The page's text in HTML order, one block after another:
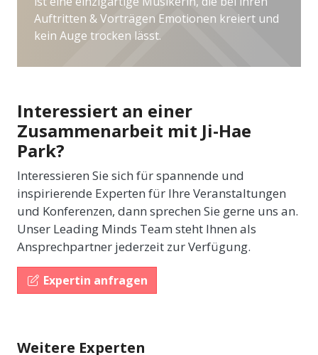
Auftritten & Vorträgen Emotionen kreiert und
kein Auge trocken lässt.
Interessiert an einer
Zusammenarbeit mit Ji-Hae
Park?
Interessieren Sie sich für spannende und
inspirierende Experten für Ihre Veranstaltungen
und Konferenzen, dann sprechen Sie gerne uns an.
Unser Leading Minds Team steht Ihnen als
Ansprechpartner jederzeit zur Verfügung.
Expertin anfragen
Weitere Experten